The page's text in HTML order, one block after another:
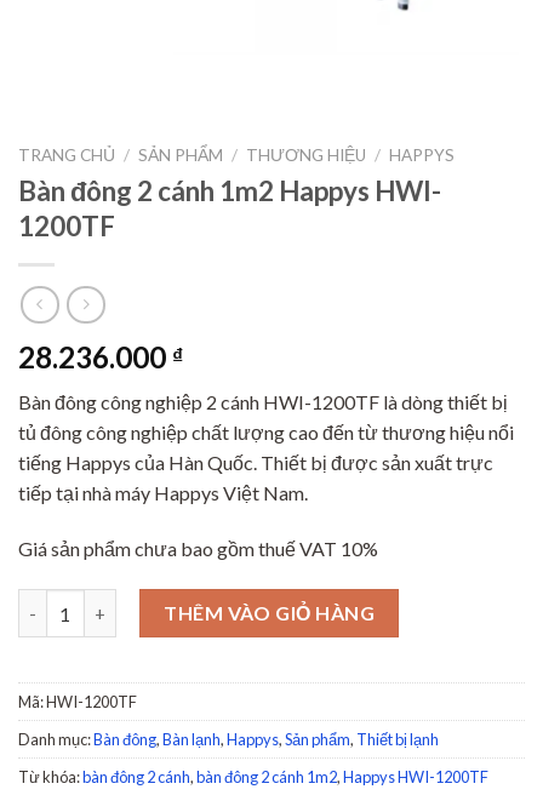
TRANG CHỦ / SẢN PHẨM / THƯƠNG HIỆU / HAPPYS
Bàn đông 2 cánh 1m2 Happys HWI-
1200TF
28.236.000 ₫
Bàn đông công nghiệp 2 cánh HWI-1200TF là dòng thiết bị
tủ đông công nghiệp chất lượng cao đến từ thương hiệu nổi
tiếng Happys của Hàn Quốc. Thiết bị được sản xuất trực
tiếp tại nhà máy Happys Việt Nam.
Giá sản phẩm chưa bao gồm thuế VAT 10%
Bàn đông 2 cánh 1m2 Happys HWI-1200TF số lượng
THÊM VÀO GIỎ HÀNG
Mã:HWI-1200TF
Danh mục:Bàn đông,Bàn lạnh,Happys,Sản phẩm, Thiết bị lạnh
Từ khóa:bàn đông 2 cánh,bàn đông 2 cánh 1m2,Happys HWI-1200TF